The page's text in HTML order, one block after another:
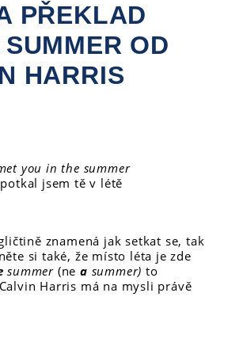
PŘEKLAD
OD
HARRIS
you in the summer
jsem tě v létě
znamená jak setkat se, tak
si také, že místo léta je zde
summer (nea summer) to
Harris má na mysli právě